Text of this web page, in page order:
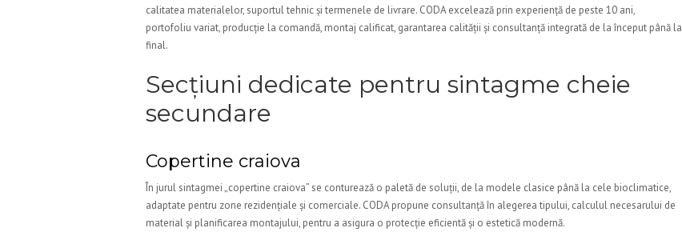
calitatea materialelor, suportul tehnic și termenele de livrare. CODA excelează prin experiență de peste 10 ani,
portofoliu variat, producție la comandă, montaj calificat, garantarea calității și consultanță integrată de la început până la
final.
Secțiuni dedicate pentru sintagme cheie
secundare
Copertine craiova
În jurul sintagmei „copertine craiova” se conturează o paletă de soluții, de la modele clasice până la cele bioclimatice,
adaptate pentru zone rezidențiale și comerciale. CODA propune consultanță în alegerea tipului, calculul necesarului de
material și planificarea montajului, pentru a asigura o protecție eficientă și o estetică modernă.